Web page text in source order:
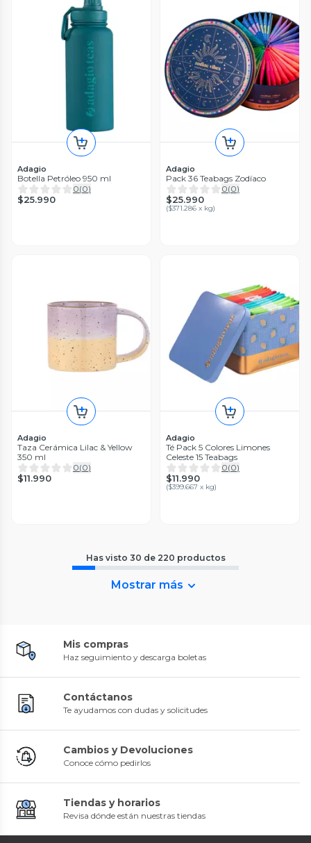
Adagio
Botella Petróleo 950 ml
0(0)
$25.990
Adagio
Pack 36 Teabags Zodíaco
0(0)
$25.990
($371.286 x kg)
Adagio
Taza Cerámica Lilac & Yellow
350 ml
0(0)
$11.990
Adagio
Té Pack 5 Colores Limones
Celeste 15 Teabags
0(0)
$11.990
($399.667 x kg)
Has visto 30 de 220 productos
Mostrar más
Mis compras
Haz seguimiento y descarga boletas
Contáctanos
Te ayudamos con dudas y solicitudes
Cambios y Devoluciones
Conoce cómo pedirlos
Tiendas y horarios
Revisa dónde están nuestras tiendas